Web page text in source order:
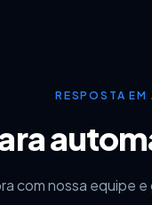
RESPOSTA EM
com nossa equipe